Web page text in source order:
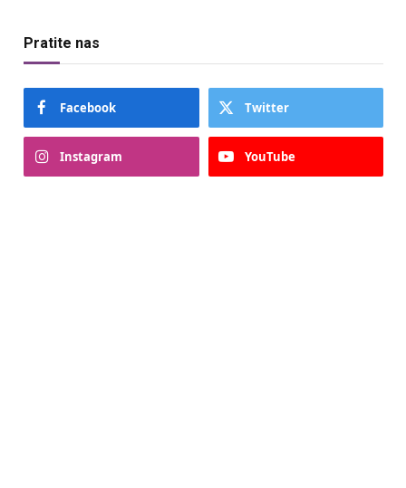
Pratite nas
Facebook Twitter
Instagram YouTube